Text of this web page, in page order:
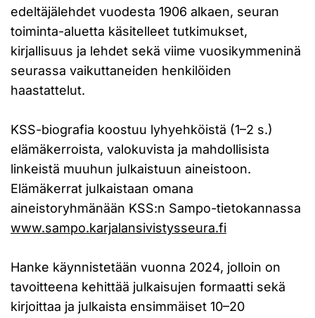
edeltäjälehdet vuodesta 1906 alkaen, seuran
toiminta-aluetta käsitelleet tutkimukset,
kirjallisuus ja lehdet sekä viime vuosikymmeninä
seurassa vaikuttaneiden henkilöiden
haastattelut.
KSS-biografia koostuu lyhyehköistä (1–2 s.)
elämäkerroista, valokuvista ja mahdollisista
linkeistä muuhun julkaistuun aineistoon.
Elämäkerrat julkaistaan omana
aineistoryhmänään KSS:n Sampo-tietokannassa
www.sampo.karjalansivistysseura.fi
Hanke käynnistetään vuonna 2024, jolloin on
tavoitteena kehittää julkaisujen formaatti sekä
kirjoittaa ja julkaista ensimmäiset 10–20